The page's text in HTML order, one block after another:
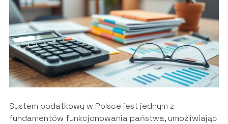
System podatkowy w Polsce jest jednym z
fundamentów funkcjonowania państwa, umożliwiając